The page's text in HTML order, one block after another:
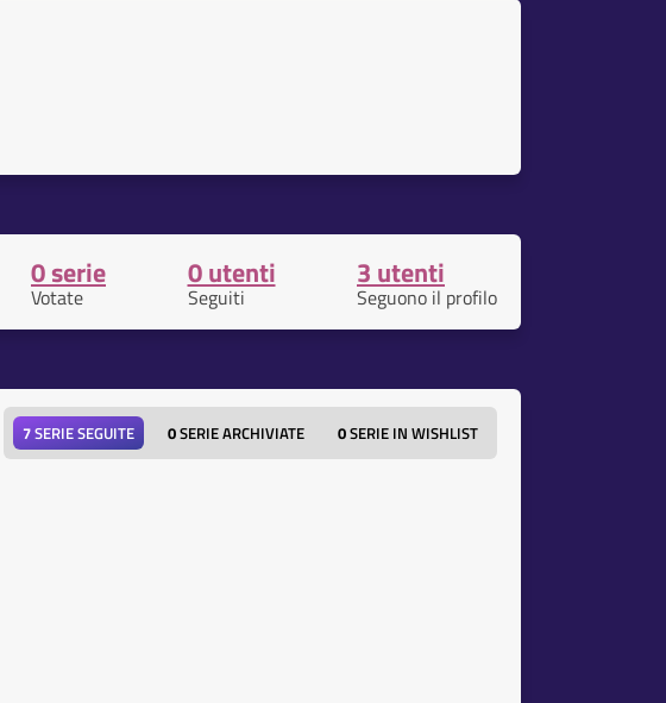
0 serie
Votate
0 utenti
Seguiti
3 utenti
Seguono il profilo
7SERIE SEGUITE 0SERIE ARCHIVIATE 0SERIE IN WISHLIST